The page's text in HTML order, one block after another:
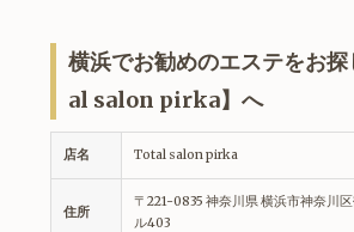
横浜でお勧めのエステをお
al salon pirka】へ
店名 Total salon pirka
住所
〒221-0835 神奈川県 横浜市神奈川
ル403